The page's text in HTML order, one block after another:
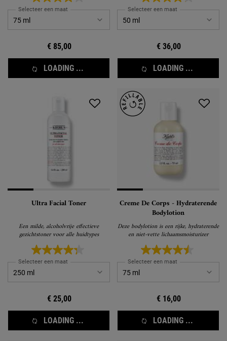
Selecteer een maat
€ 85,00
LOADING ...
Selecteer een maat
€ 36,00
LOADING ...
Ultra Facial Toner
Een milde, alcoholvrije effectieve
gezichtstoner voor alle huidtypes
Selecteer een maat
€ 25,00
LOADING ...
Creme De Corps - Hydraterende
Bodylotion
Deze bodylotion is een rijke, hydraterende
en niet-vette lichaamsmoisturizer
Selecteer een maat
€ 16,00
LOADING ...